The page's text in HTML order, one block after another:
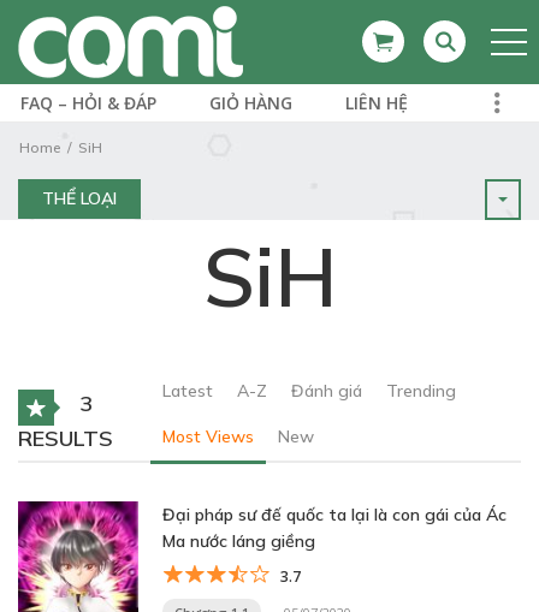
FAQ – HỎI & ĐÁP GIỎ HÀNG LIÊN HỆ
Home SiH
THỂ LOẠI
SiH
3
RESULTS
Latest A-Z Đánh giá Trending
Most Views New
Đại pháp sư đế quốc ta lại là con gái của Ác
Ma nước láng giềng
3.7